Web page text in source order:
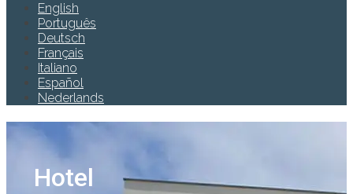
English
Português
Deutsch
Français
Italiano
Español
Nederlands
Hotel